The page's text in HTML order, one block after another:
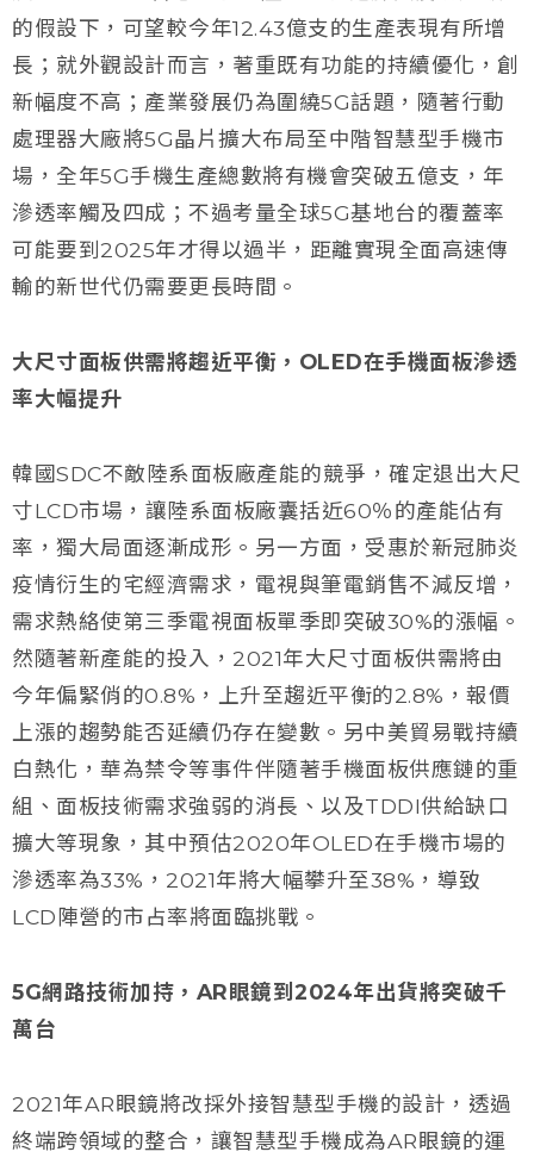
的假設下，可望較今年12.43億支的生產表現有所增
長；就外觀設計而言，著重既有功能的持續優化，創
新幅度不高；產業發展仍為圍繞5G話題，隨著行動
處理器大廠將5G晶片擴大布局至中階智慧型手機市
場，全年5G手機生產總數將有機會突破五億支，年
滲透率觸及四成；不過考量全球5G基地台的覆蓋率
可能要到2025年才得以過半，距離實現全面高速傳
輸的新世代仍需要更長時間。
大尺寸面板供需將趨近平衡，OLED在手機面板滲透
率大幅提升
韓國SDC不敵陸系面板廠產能的競爭，確定退出大尺
寸LCD市場，讓陸系面板廠囊括近60％的產能佔有
率，獨大局面逐漸成形。另一方面，受惠於新冠肺炎
疫情衍生的宅經濟需求，電視與筆電銷售不減反增，
需求熱絡使第三季電視面板單季即突破30%的漲幅。
然隨著新產能的投入，2021年大尺寸面板供需將由
今年偏緊俏的0.8%，上升至趨近平衡的2.8%，報價
上漲的趨勢能否延續仍存在變數。另中美貿易戰持續
白熱化，華為禁令等事件伴隨著手機面板供應鏈的重
組、面板技術需求強弱的消長、以及TDDI供給缺口
擴大等現象，其中預估2020年OLED在手機市場的
滲透率為33%，2021年將大幅攀升至38%，導致
LCD陣營的市占率將面臨挑戰。
5G網路技術加持，AR眼鏡到2024年出貨將突破千
萬台
2021年AR眼鏡將改採外接智慧型手機的設計，透過
終端跨領域的整合，讓智慧型手機成為AR眼鏡的運